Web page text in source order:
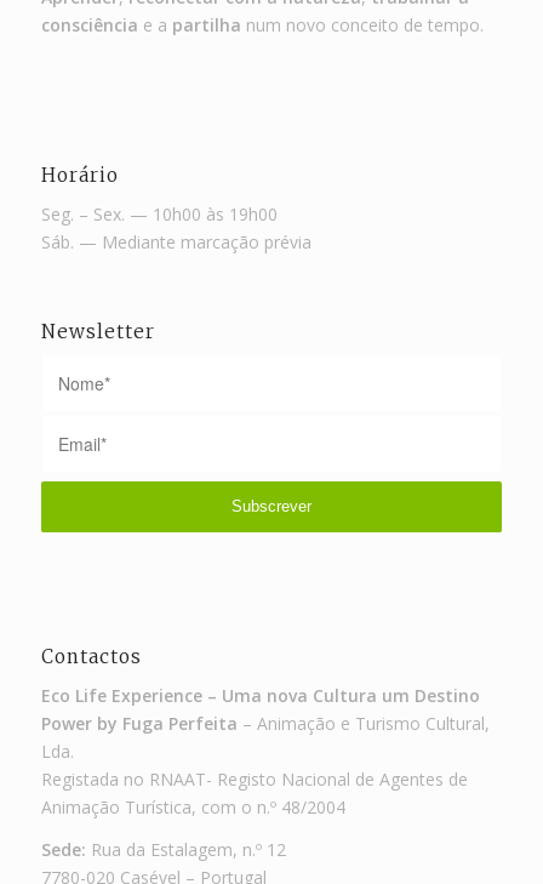
consciência e a partilha num novo conceito de tempo.
Horário
Seg. – Sex. — 10h00 às 19h00
Sáb. — Mediante marcação prévia
Newsletter
Contactos
Eco Life Experience – Uma nova Cultura um Destino
Power by Fuga Perfeita – Animação e Turismo Cultural,
Lda.
Registada no RNAAT- Registo Nacional de Agentes de
Animação Turística, com o n.º 48/2004
Sede: Rua da Estalagem, n.º 12
7780-020 Casével – Portugal